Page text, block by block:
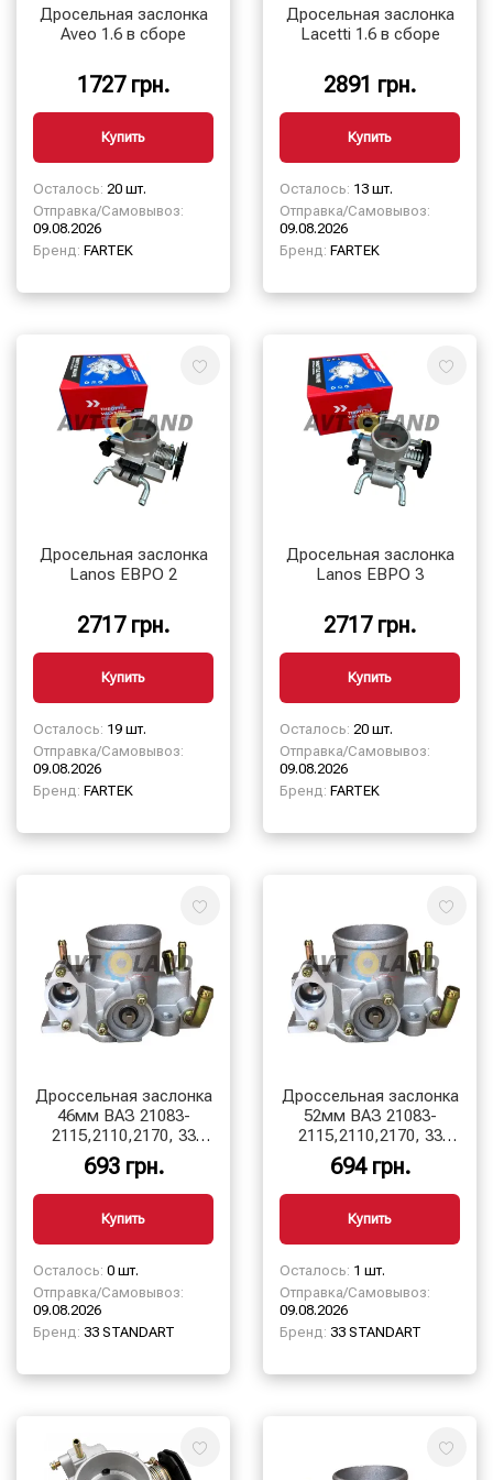
Дросельная заслонка
Aveo 1.6 в сборе
1727 грн.
Купить
Осталось: 20 шт.
Отправка/Самовывоз:
09.08.2026
Бренд: FARTEK
Дросельная заслонка
Lacetti 1.6 в сборе
2891 грн.
Купить
Осталось: 13 шт.
Отправка/Самовывоз:
09.08.2026
Бренд: FARTEK
Дросельная заслонка
Lanos ЕВРО 2
2717 грн.
Купить
Осталось: 19 шт.
Отправка/Самовывоз:
09.08.2026
Бренд: FARTEK
Дросельная заслонка
Lanos ЕВРО 3
2717 грн.
Купить
Осталось: 20 шт.
Отправка/Самовывоз:
09.08.2026
Бренд: FARTEK
Дроссельная заслонка
46мм ВАЗ 21083-
2115,2110,2170, 33
STANDART
693 грн.
Купить
Осталось: 0 шт.
Отправка/Самовывоз:
09.08.2026
Бренд: 33 STANDART
Дроссельная заслонка
52мм ВАЗ 21083-
2115,2110,2170, 33
STANDART
694 грн.
Купить
Осталось: 1 шт.
Отправка/Самовывоз:
09.08.2026
Бренд: 33 STANDART